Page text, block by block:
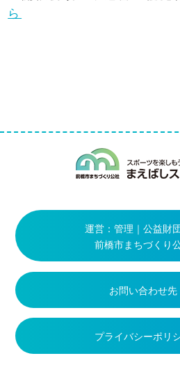
ら
運営：管理｜公益財
前橋市まちづくり
お問い合わせ先
プライバシーポリ